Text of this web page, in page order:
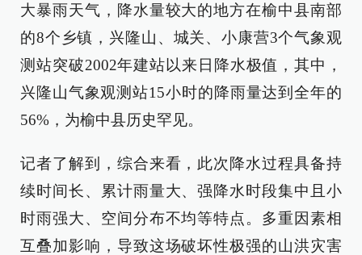
大暴雨天气，降水量较大的地方在榆中县南部
的8个乡镇，兴隆山、城关、小康营3个气象观
测站突破2002年建站以来日降水极值，其中，
兴隆山气象观测站15小时的降雨量达到全年的
56%，为榆中县历史罕见。
记者了解到，综合来看，此次降水过程具备持
续时间长、累计雨量大、强降水时段集中且小
时雨强大、空间分布不均等特点。多重因素相
互叠加影响，导致这场破坏性极强的山洪灾害